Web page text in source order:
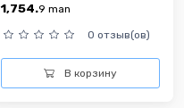
1,754.9 man
0 отзыв(ов)
В корзину